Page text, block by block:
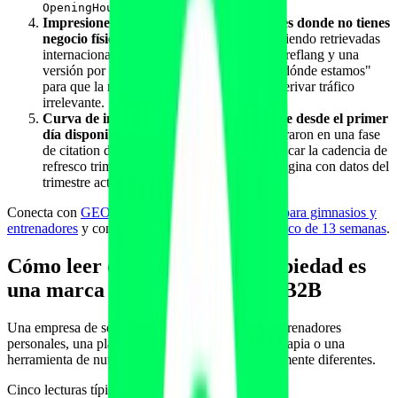
OpeningHoursSpecification
Impresiones generativas estables en países donde no tienes
negocio físico
: tus piezas educativas están siendo retrievadas
internacionalmente. Acción: o bien añadir hreflang y una
versión por mercado, o reforzar el bloque "dónde estamos"
para que la respuesta del modelo descarte derivar tráfico
irrelevante.
Curva de impresiones plana o decreciente desde el primer
día disponible
: muchos sitios fitness ya entraron en una fase
de citation decay durante 2025. Acción: aplicar la cadencia de
refresco trimestral y reescribir cabezas de página con datos del
trimestre actual.
Conecta con GEO hiperlocal por ciudad y barrio para gimnasios y
entrenadores y con citation decay, half-life y refresco de 13 semanas.
Cómo leer el informe si tu propiedad es
una marca de software fitness B2B
Una empresa de software fitness, una app para entrenadores
personales, una plataforma para clínicas de fisioterapia o una
herramienta de nutrición B2B ve patrones radicalmente diferentes.
Cinco lecturas típicas: